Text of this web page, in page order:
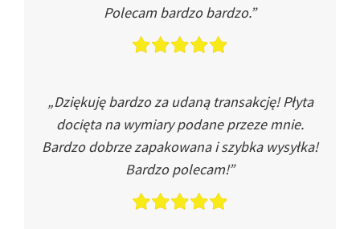
Polecam bardzo bardzo.”
„Dziękuję bardzo za udaną transakcję! Płyta
docięta na wymiary podane przeze mnie.
Bardzo dobrze zapakowana i szybka wysyłka!
Bardzo polecam!”